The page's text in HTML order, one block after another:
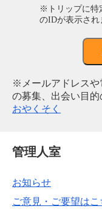
※トリップに特
のIDが表示され
※メールアドレスや
の募集、出会い目
おやくそく
管理人室
お知らせ
ご意見・ご要望は